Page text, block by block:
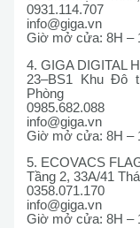
0931.114.707
info@giga.vn
Giờ mở cửa: 8H –
4. GIGA DIGITAL
23–BS1 Khu Đô
Phòng
0985.682.088
info@giga.vn
Giờ mở cửa: 8H –
5. ECOVACS
Tầng 2, 33A/41
0358.071.170
info@giga.vn
Giờ mở cửa: 8H –